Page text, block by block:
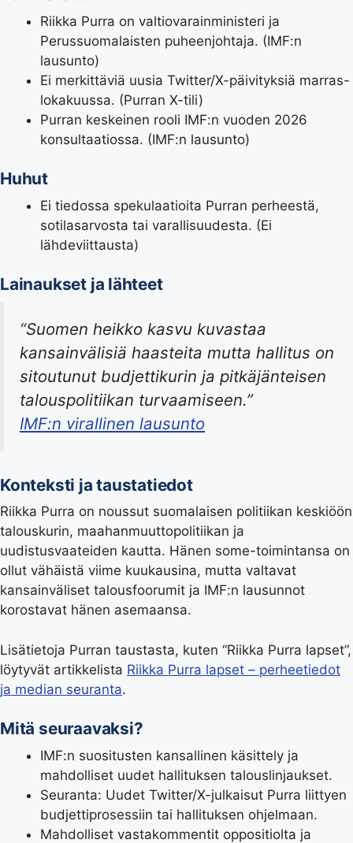
Riikka Purra on valtiovarainministeri ja
Perussuomalaisten puheenjohtaja. (IMF:n
lausunto)
Ei merkittäviä uusia Twitter/X-päivityksiä marras-
lokakuussa. (Purran X-tili)
Purran keskeinen rooli IMF:n vuoden 2026
konsultaatiossa. (IMF:n lausunto)
Huhut
Ei tiedossa spekulaatioita Purran perheestä,
sotilasarvosta tai varallisuudesta. (Ei
lähdeviittausta)
Lainaukset ja lähteet
“Suomen heikko kasvu kuvastaa
kansainvälisiä haasteita mutta hallitus on
sitoutunut budjettikurin ja pitkäjänteisen
talouspolitiikan turvaamiseen.”
IMF:n virallinen lausunto
Konteksti ja taustatiedot
Riikka Purra on noussut suomalaisen politiikan keskiöön
talouskurin, maahanmuuttopolitiikan ja
uudistusvaateiden kautta. Hänen some-toimintansa on
ollut vähäistä viime kuukausina, mutta valtavat
kansainväliset talousfoorumit ja IMF:n lausunnot
korostavat hänen asemaansa.
Lisätietoja Purran taustasta, kuten “Riikka Purra lapset”,
löytyvät artikkelista Riikka Purra lapset – perheetiedot
ja median seuranta.
Mitä seuraavaksi?
IMF:n suositusten kansallinen käsittely ja
mahdolliset uudet hallituksen talouslinjaukset.
Seuranta: Uudet Twitter/X-julkaisut Purra liittyen
budjettiprosessiin tai hallituksen ohjelmaan.
Mahdolliset vastakommentit oppositiolta ja